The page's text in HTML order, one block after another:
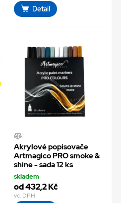
Detail
Akrylové popisovače
Artmagico PRO smoke &
shine - sada 12 ks
skladem
od 432,2 Kč
vč. DPH